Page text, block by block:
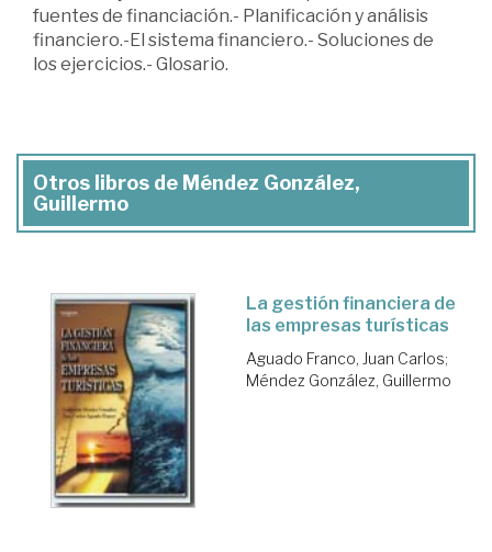
fuentes de financiación.- Planificación y análisis
financiero.-El sistema financiero.- Soluciones de
los ejercicios.- Glosario.
Otros libros de Méndez González,
Guillermo
La gestión financiera de
las empresas turísticas
Aguado Franco, Juan Carlos;
Méndez González, Guillermo